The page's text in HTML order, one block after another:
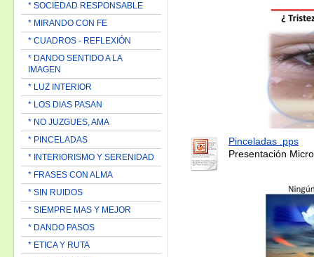
* SOCIEDAD RESPONSABLE
* MIRANDO CON FE
* CUADROS - REFLEXIÓN
* DANDO SENTIDO A LA
IMAGEN
* LUZ INTERIOR
* LOS DIAS PASAN
* NO JUZGUES, AMA
* PINCELADAS
* INTERIORISMO Y SERENIDAD
* FRASES CON ALMA
* SIN RUIDOS
* SIEMPRE MAS Y MEJOR
* DANDO PASOS
* ETICA Y RUTA
Pinceladas .pps
Presentación